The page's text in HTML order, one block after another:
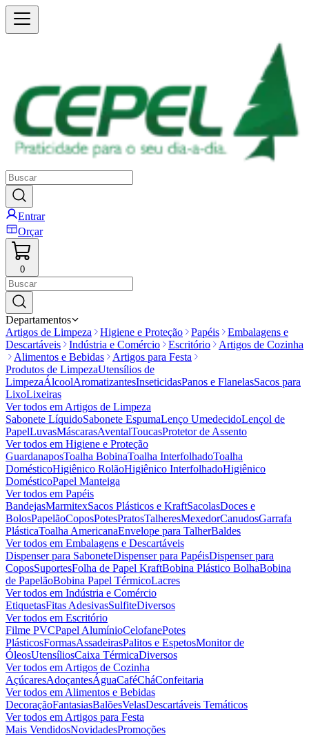
Entrar
Orçar
0
Departamentos
Artigos de Limpeza
Higiene e Proteção Papéis
Embalagens e
Descartáveis
Indústria e Comércio Escritório
Artigos de Cozinha
Alimentos e Bebidas
Artigos para Festa
Produtos de LimpezaUtensílios de
LimpezaÁlcoolAromatizantesInseticidasPanos e FlanelasSacos para
LixoLixeiras
Ver todos em Artigos de Limpeza
Sabonete LíquidoSabonete EspumaLenço UmedecidoLençol de
PapelLuvasMáscarasAventalToucasProtetor de Assento
Ver todos em Higiene e Proteção
GuardanaposToalha BobinaToalha InterfolhadoToalha
DomésticoHigiênico RolãoHigiênico InterfolhadoHigiênico
DomésticoPapel Manteiga
Ver todos em Papéis
BandejasMarmitexSacos Plásticos e KraftSacolasDoces e
BolosPapelãoCoposPotesPratosTalheresMexedorCanudosGarrafa
PlásticaToalha AmericanaEnvelope para TalherBaldes
Ver todos em Embalagens e Descartáveis
Dispenser para SaboneteDispenser para PapéisDispenser para
CoposSuportesFolha de Papel KraftBobina Plástico BolhaBobina
de PapelãoBobina Papel TérmicoLacres
Ver todos em Indústria e Comércio
EtiquetasFitas AdesivasSulfiteDiversos
Ver todos em Escritório
Filme PVCPapel AlumínioCelofanePotes
PlásticosFormasAssadeirasPalitos e EspetosMonitor de
ÓleosUtensíliosCaixa TérmicaDiversos
Ver todos em Artigos de Cozinha
AçúcaresAdoçantesÁguaCaféCháConfeitaria
Ver todos em Alimentos e Bebidas
DecoraçãoFantasiasBalõesVelasDescartáveis Temáticos
Ver todos em Artigos para Festa
Mais VendidosNovidadesPromoções